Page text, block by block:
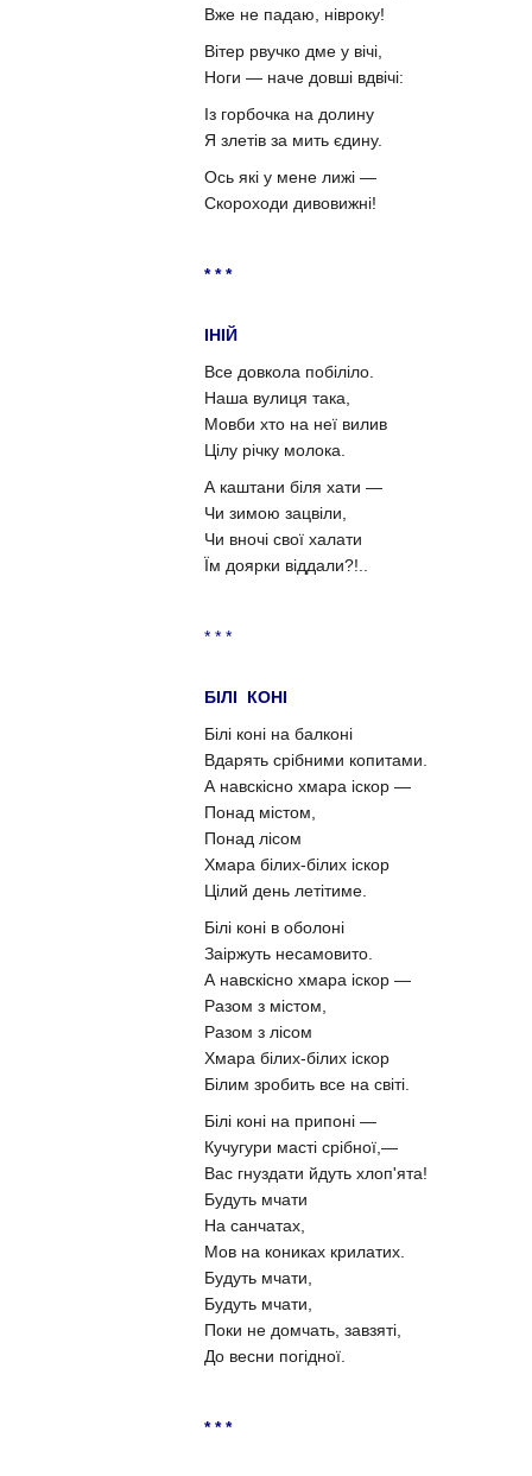
Вже не падаю, нівроку!
Вітер рвучко дме у вічі,
Ноги — наче довші вдвічі:
Із горбочка на долину
Я злетів за мить єдину.
Ось які у мене лижі —
Скороходи дивовижні!
* * *
ІНІЙ
Все довкола побіліло.
Наша вулиця така,
Мовби хто на неї вилив
Цілу річку молока.
А каштани біля хати —
Чи зимою зацвіли,
Чи вночі свої халати
Їм доярки віддали?!..
* * *
БІЛІ КОНІ
Білі коні на балконі
Вдарять срібними копитами.
А навскісно хмара іскор —
Понад містом,
Понад лісом
Хмара білих-білих іскор
Цілий день летітиме.
Білі коні в оболоні
Заіржуть несамовито.
А навскісно хмара іскор —
Разом з містом,
Разом з лісом
Хмара білих-білих іскор
Білим зробить все на світі.
Білі коні на припоні —
Кучугури масті срібної,—
Вас гнуздати йдуть хлоп'ята!
Будуть мчати
На санчатах,
Мов на кониках крилатих.
Будуть мчати,
Будуть мчати,
Поки не домчать, завзяті,
До весни погідної.
* * *